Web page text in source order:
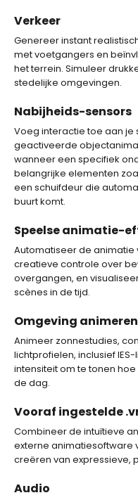
Verkeer
Genereer instant
met voetgangers en
het terrein. Simuleer
stedelijke omgevingen.
Nabijheids-sensors
Voeg interactie toe aan
geactiveerde
wanneer een specifiek
belangrijke elementen
een schuifdeur die
buurt komt.
Speelse animatie-
Automatiseer de
creatieve controle over
overgangen, en
scènes in de tijd.
Omgeving animeren
Animeer zonnestudies,
lichtprofielen, inclusief
intensiteit om te tonen
de dag.
Vooraf ingestelde
Combineer de intuïtieve
externe animatiesoftware
creëren van expressieve,
Audio